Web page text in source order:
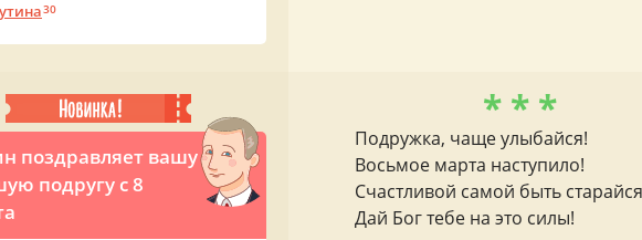
30
поздравляет вашу
подругу с 8
* * *
Подружка, чаще улыбайся!
Восьмое марта наступило!
Счастливой самой быть
Дай Бог тебе на это силы!